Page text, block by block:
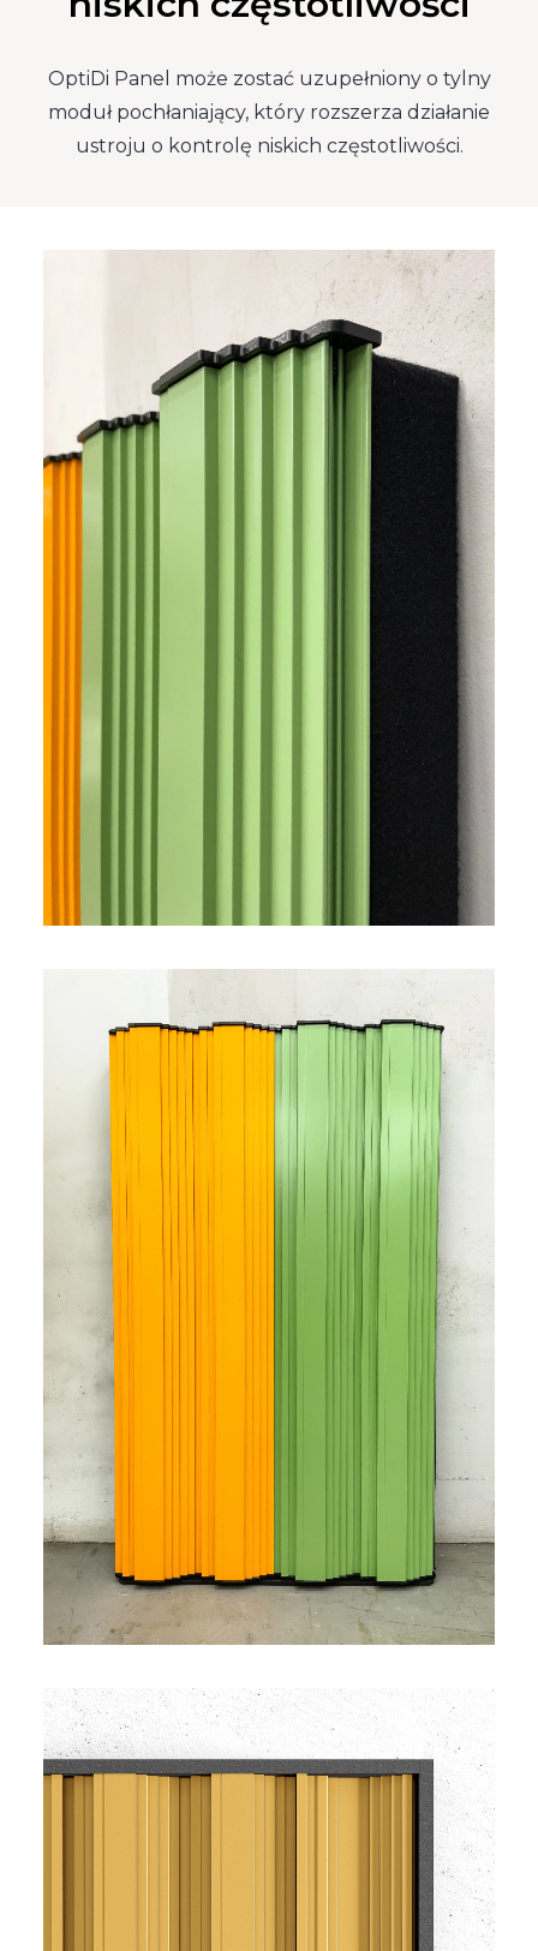
OptiDi Panel może zostać uzupełniony o tylny
moduł pochłaniający, który rozszerza działanie
ustroju o kontrolę niskich częstotliwości.